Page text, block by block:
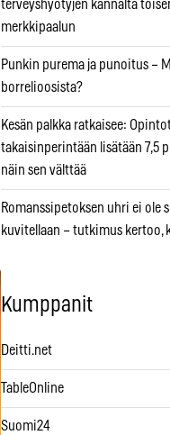
terveyshyötyjen kannalta
merkkipaalun
Punkin purema ja punoitus –
borrelioosista?
Kesän palkka ratkaisee:
takaisinperintään lisätään 7,5
näin sen välttää
Romanssipetoksen uhri ei ole
kuvitellaan – tutkimus kertoo,
Kumppanit
Deitti.net
TableOnline
Suomi24